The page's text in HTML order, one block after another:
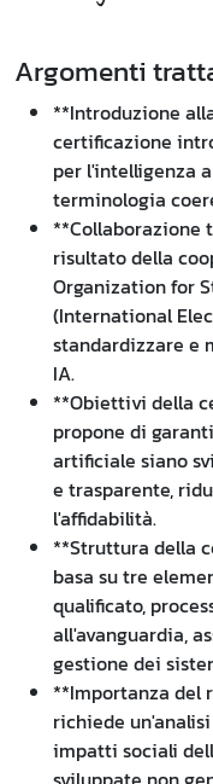
Argomenti
**Introduzione
certificazione
per l'intelligenza
terminologia
**Collaborazione
risultato della
Organization for
(International
standardizzare e
IA.
**Obiettivi della
propone di
artificiale siano
e trasparente,
l'affidabilità.
**Struttura della
basa su tre
qualificato,
all'avanguardia,
gestione dei
**Importanza del
richiede
impatti sociali